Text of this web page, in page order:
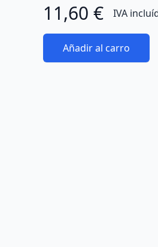
11,60 € IVA
Añadir al carro